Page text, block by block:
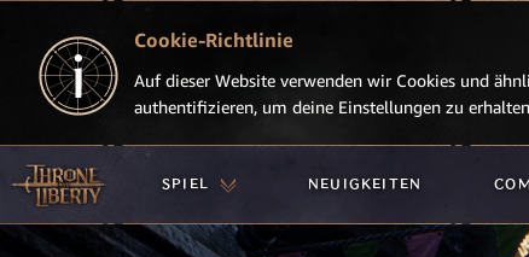
Cookie-Richtlinie
Auf dieser Website verwenden wir Cookies und
authentifizieren, um deine Einstellungen zu
SPIEL NEUIGKEITEN